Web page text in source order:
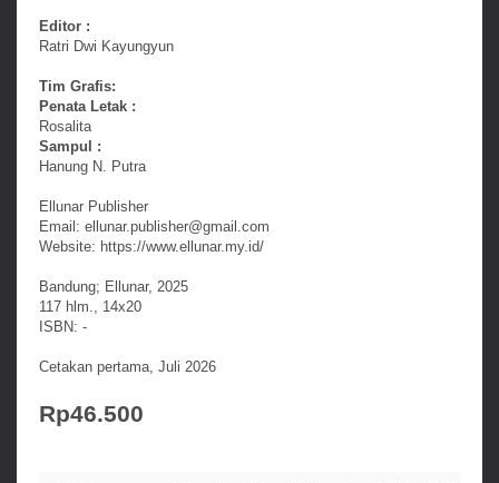
Editor :
Ratri Dwi Kayungyun
Tim Grafis:
Penata Letak :
Rosalita
Sampul :
Hanung N. Putra
Ellunar Publisher
Email: ellunar.publisher@gmail.com
Website: https://www.ellunar.my.id/
Bandung; Ellunar, 2025
117 hlm., 14x20
ISBN: -
Cetakan pertama, Juli 2026
Rp46.500